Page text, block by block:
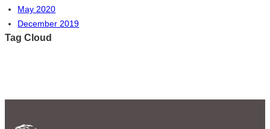
May 2020
December 2019
Tag Cloud